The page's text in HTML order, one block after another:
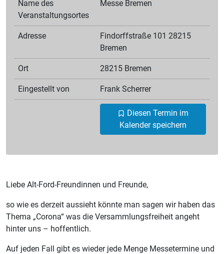
Name des
Veranstaltungsortes
Messe Bremen
Adresse
Findorffstraße 101 28215
Bremen
Ort 28215 Bremen
Eingestellt von Frank Scherrer
Diesen Termin im
Kalender speichern
Liebe Alt-Ford-Freundinnen und Freunde,
so wie es derzeit aussieht könnte man sagen wir haben das
Thema „Corona“ was die Versammlungsfreiheit angeht
hinter uns – hoffentlich.
Auf jeden Fall gibt es wieder jede Menge Messetermine und